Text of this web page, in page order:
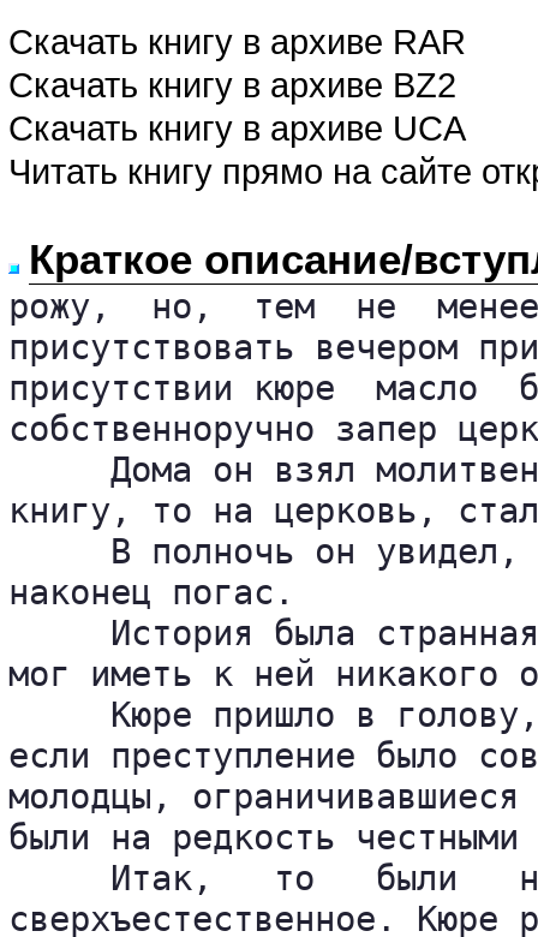
Скачать книгу в архиве RAR
Скачать книгу в архиве BZ2
Скачать книгу в архиве UCA
Читать книгу прямо на сайте
Краткое описание/
рожу,  но,  тем  не
присутствовать вечером
присутствии кюре  масло
собственноручно запер
Дома он взял
книгу, то на церковь,
В полночь он
наконец погас.
История была
мог иметь к ней никакого
Кюре пришло в
если преступление было
молодцы,
были на редкость
Итак,   то   были
сверхъестественное.